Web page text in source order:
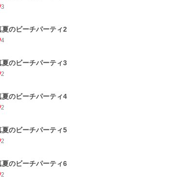
3
夏のビーチパーティ2
4
夏のビーチパーティ3
2
夏のビーチパーティ4
2
夏のビーチパーティ5
2
夏のビーチパーティ6
2